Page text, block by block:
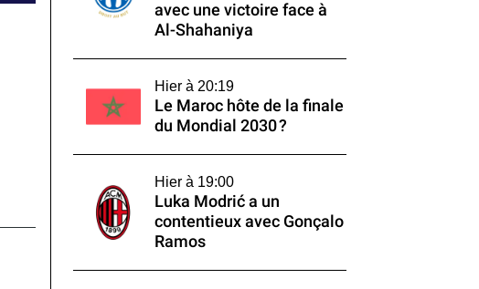
avec une victoire face à
Al-Shahaniya
Hier à 20:19
Le Maroc hôte de la finale
du Mondial 2030 ?
Hier à 19:00
Luka Modrić a un
contentieux avec Gonçalo
Ramos